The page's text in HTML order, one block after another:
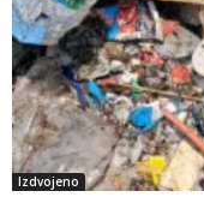
Izdvojeno